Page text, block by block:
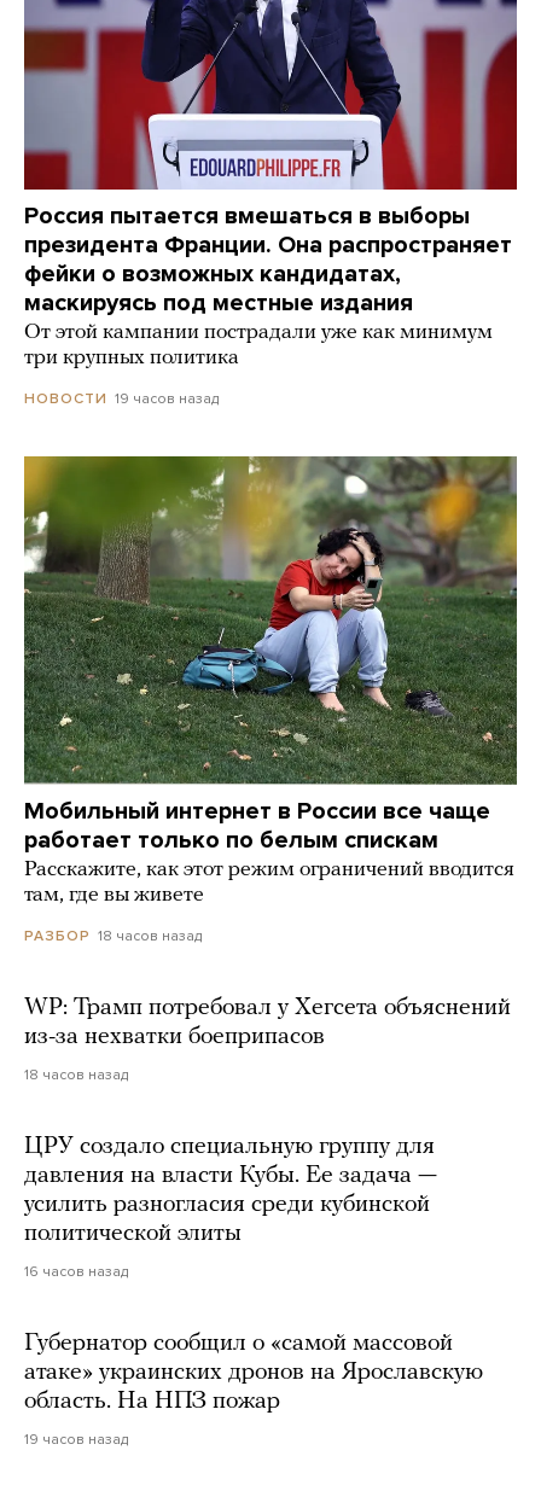
Россия пытается вмешаться в выборы
президента Франции. Она распространяет
фейки о возможных кандидатах,
маскируясь под местные издания
От этой кампании пострадали уже как минимум
три крупных политика
НОВОСТИ 19 часов назад
Мобильный интернет в России все чаще
работает только по белым спискам
Расскажите, как этот режим ограничений вводится
там, где вы живете
РАЗБОР 18 часов назад
WP: Трамп потребовал у Хегсета объяснений
из-за нехватки боеприпасов
18 часов назад
ЦРУ создало специальную группу для
давления на власти Кубы. Ее задача —
усилить разногласия среди кубинской
политической элиты
16 часов назад
Губернатор сообщил о «самой массовой
атаке» украинских дронов на Ярославскую
область. На НПЗ пожар
19 часов назад